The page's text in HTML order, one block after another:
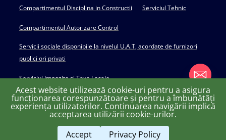
Compartimentul Disciplina in Constructii Serviciul Tehnic
Compartimentul Autorizare Control
Servicii sociale disponibile la nivelul U.A.T, acordate de furnizori
publici ori privati
Serviciul Impozite si Taxe Locale
Copyright © 2022 Primăria Huși - powered by Creativ MGS
Acest website utilizează cookie-uri pentru a asigura
funcționarea corespunzătoare și pentru a îmbunătăți
experiența utilizatorilor. Continuarea navigării implică
acceptarea utilizării cookie-urilor.
Accept
Privacy Policy
chaty